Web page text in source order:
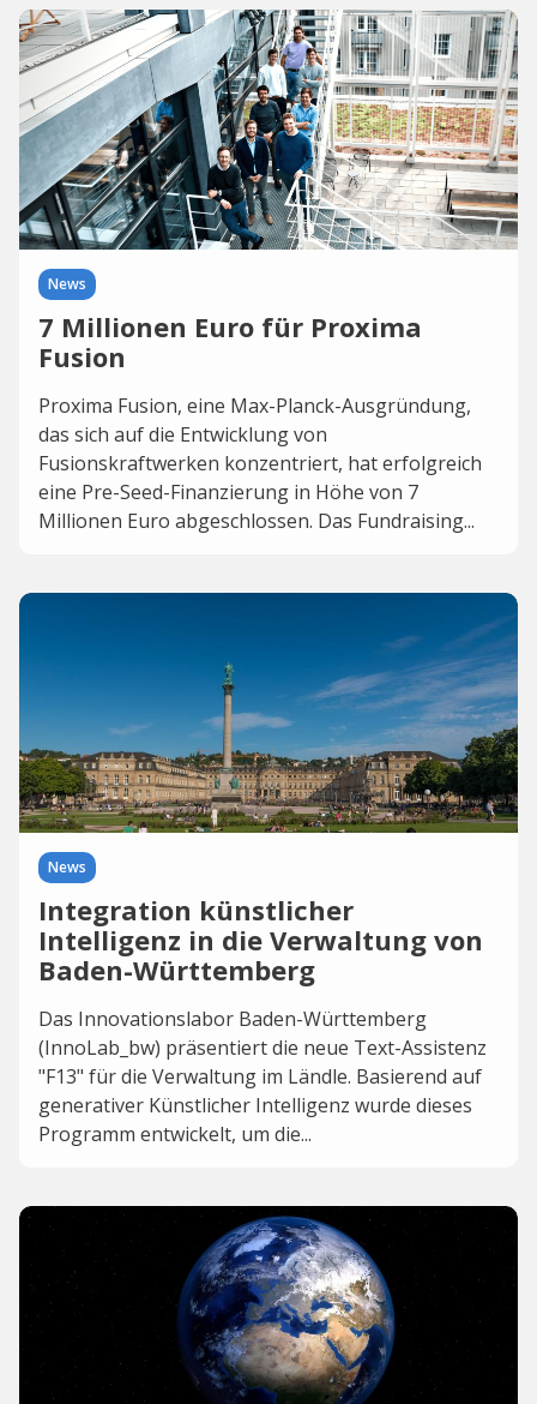
News
7 Millionen Euro für Proxima
Fusion
Proxima Fusion, eine Max-Planck-Ausgründung,
das sich auf die Entwicklung von
Fusionskraftwerken konzentriert, hat erfolgreich
eine Pre-Seed-Finanzierung in Höhe von 7
Millionen Euro abgeschlossen. Das Fundraising...
News
Integration künstlicher
Intelligenz in die Verwaltung von
Baden-Württemberg
Das Innovationslabor Baden-Württemberg
(InnoLab_bw) präsentiert die neue Text-Assistenz
"F13" für die Verwaltung im Ländle. Basierend auf
generativer Künstlicher Intelligenz wurde dieses
Programm entwickelt, um die...